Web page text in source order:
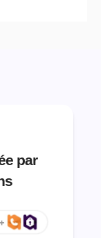
par